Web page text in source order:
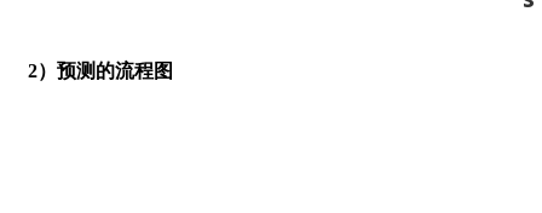
2）预测的流程图